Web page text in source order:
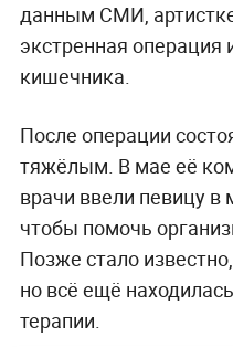
данным СМИ,
экстренная операция
кишечника.
После операции
тяжёлым. В мае её
врачи ввели певицу
чтобы помочь
Позже стало
но всё ещё
терапии.